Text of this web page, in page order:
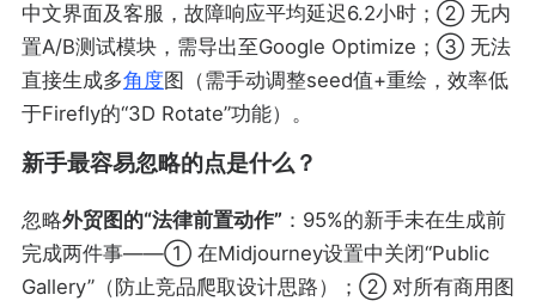
中文界面及客服，故障响应平均延迟6.2小时；② 无内
置A/B测试模块，需导出至Google Optimize；③ 无法
直接生成多角度图（需手动调整seed值+重绘，效率低
于Firefly的“3D Rotate”功能）。
新手最容易忽略的点是什么？
忽略外贸图的“法律前置动作” ：95%的新手未在生成前
完成两件事——① 在Midjourney设置中关闭“Public
Gallery”（防止竞品爬取设计思路）；② 对所有商用图